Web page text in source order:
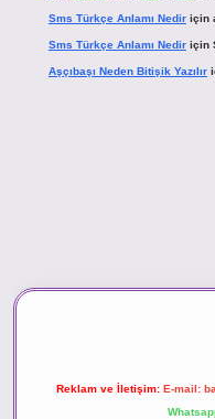
Sms Türkçe Anlamı Nediriçin
Sms Türkçe Anlamı Nediriçin
Aşçıbaşı Neden Bitişik Yazılır
Reklam ve İletişim: E-mail: